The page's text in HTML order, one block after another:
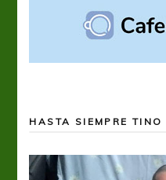
HASTA SIEMPRE TINO